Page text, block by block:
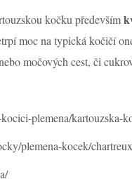
kočku především
moc na typická kočičí
močových cest, či
plemena/kartouzska-
plemena-kocek/